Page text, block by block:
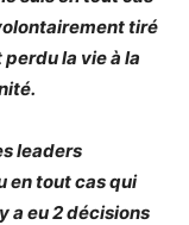
tiré
la vie à la
leaders
en tout cas qui
a eu 2 décisions